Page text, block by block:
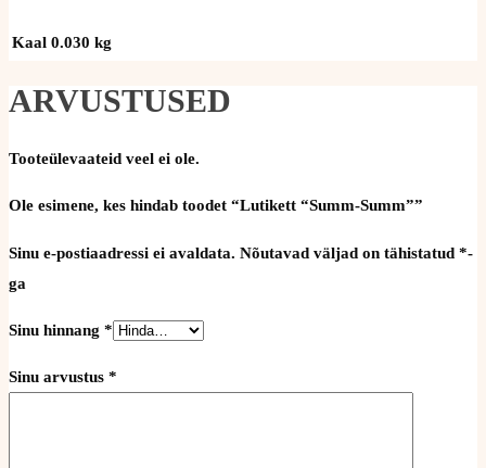
Kaal 0.030 kg
ARVUSTUSED
Tooteülevaateid veel ei ole.
Ole esimene, kes hindab toodet “Lutikett “Summ-Summ””
Sinu e-postiaadressi ei avaldata. Nõutavad väljad on tähistatud *-
ga
Sinu hinnang *
Sinu arvustus *